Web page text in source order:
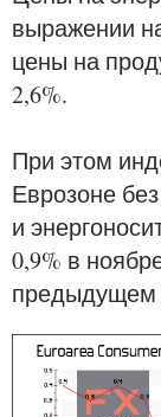
выражении
цены на
2,6%.
При этом
Еврозоне
и
0,9% в
предыдущем